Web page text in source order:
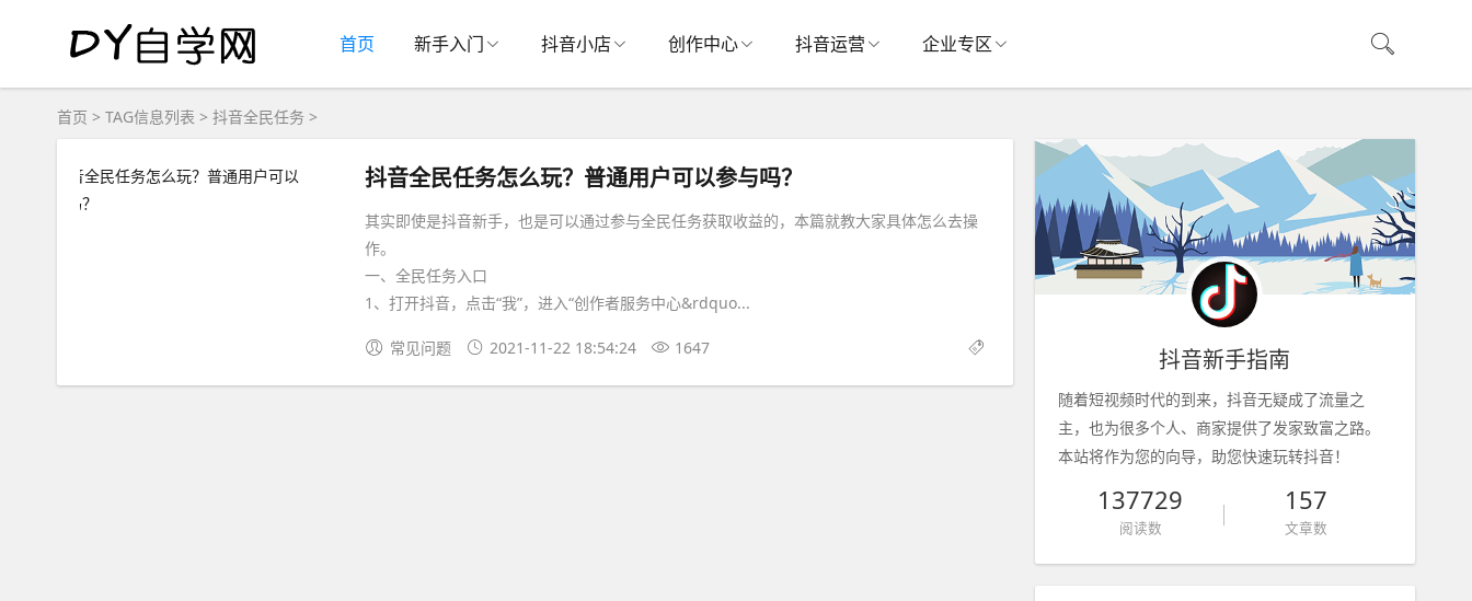
首页 新手入门 抖音小店 创作中心 抖音运营 企业专区
首页 > TAG信息列表 > 抖音全民任务 >
抖音全民任务怎么玩？普通用户可以参与吗？
其实即使是抖音新手，也是可以通过参与全民任务获取收益的，本篇就教大家具体怎么去操
作。
一、全民任务入口
1、打开抖音，点击“我”，进入“创作者服务中心&rdquo...
常见问题 2021-11-22 18:54:24 1647 抖音新手指南
随着短视频时代的到来，抖音无疑成了流量之
主，也为很多个人、商家提供了发家致富之路。
本站将作为您的向导，助您快速玩转抖音！
137729
阅读数
157
文章数